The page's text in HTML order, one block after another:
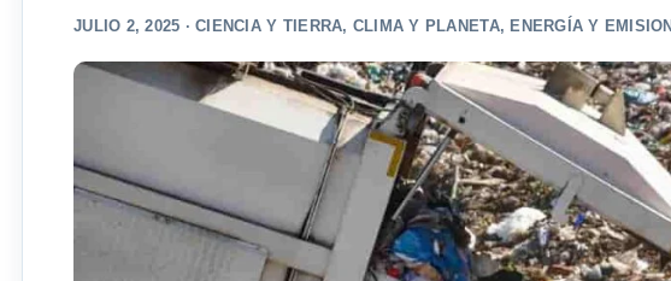
JULIO 2, 2025 ·CIENCIA Y TIERRA, CLIMA Y PLANETA, ENERGÍA Y